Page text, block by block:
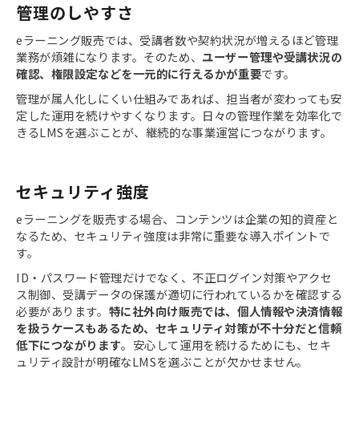
管理のしやすさ
eラーニング販売では、受講者数や契約状況が増えるほど管理
業務が煩雑になります。そのため、 ユーザー管理や受講状況の
確認、権限設定などを一元的に行えるかが重要です。
管理が属人化しにくい仕組みであれば、担当者が変わっても安
定した運用を続けやすくなります。日々の管理作業を効率化で
きるLMSを選ぶことが、継続的な事業運営につながります。
セキュリティ強度
eラーニングを販売する場合、コンテンツは企業の知的資産と
なるため、セキュリティ強度は非常に重要な導入ポイントで
す。
ID・パスワード管理だけでなく、不正ログイン対策やアクセ
ス制御、受講データの保護が適切に行われているかを確認する
必要があります。 特に社外向け販売では、個人情報や決済情報
を扱うケースもあるため、セキュリティ対策が不十分だと信頼
低下につながります。安心して運用を続けるためにも、セキ
ュリティ設計が明確なLMSを選ぶことが欠かせません。